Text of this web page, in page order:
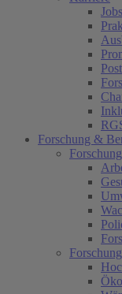
Jobs
Forschung &